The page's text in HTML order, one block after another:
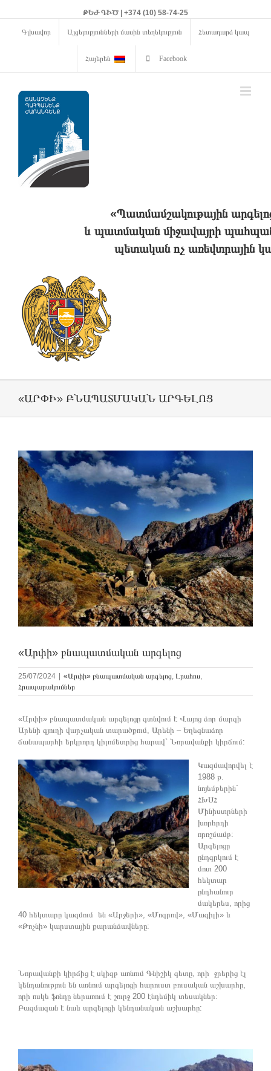
ԹԵԺ ԳԻԾ | +374 (10) 58-74-25
Գլխավոր Այցելությունների մասին տեղեկություն Հետադարձ կապ
Հայերեն Facebook
«Պատմամշակութային
և պատմական միջավայրի
պետական ոչ առեվտրային
«ԱՐՓԻ» ԲՆԱՊԱՏՄԱԿԱՆ ԱՐԳԵԼՈՑ
View
Larger
Image
«Արփի» բնապատմական արգելոց
25/07/2024 «Արփի» բնապատմական արգելոց, Լրահոս,
Հրապարակումներ
«Արփի» բնապատմական արգելոցը գտնվում է Վայոց ձոր մարզի
Արենի գյուղի վարչական տարածքում, Արենի – Եղեգնաձոր
ճանապարհի երկրորդ կիլոմետրից հարավ` Նորավանքի կիրճում:
Կազմավորվել է
1988 թ.
նոյեմբերին`
ՀԽՍՀ
Մինիստրների
խորհրդի
որոշմամբ:
Արգելոցը
ընդգրկում է
մոտ 200
հեկտար
ընդհանուր
մակերես, որից
40 հեկտարը կազմում են «Արջերի», «Մոզրով», «Մագիլի» և
«Թռչնի» կարստային քարանձավները:
Նորավանքի կիրճից է սկիզբ առնում Գնիշիկ գետը, որի ջրերից էլ
կենդանություն են առնում արգելոցի հարուստ բուսական աշխարհը,
որի ոսկե ֆոնդը ներառում է շուրջ 200 էնդեմիկ տեսակներ:
Բազմազան է նաև արգելոցի կենդանական աշխարհը: